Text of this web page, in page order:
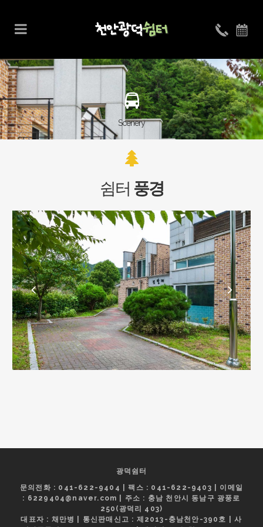
Scenery
쉼터 풍경
광덕쉼터
문의전화 : 041-622-9404 | 팩스 : 041-622-9403 | 이메일
: 6229404@naver.com | 주소 : 충남 천안시 동남구 광풍로
250(광덕리 403)
대표자 : 채만병 | 통신판매신고 : 제2013-충남천안-390호 | 사